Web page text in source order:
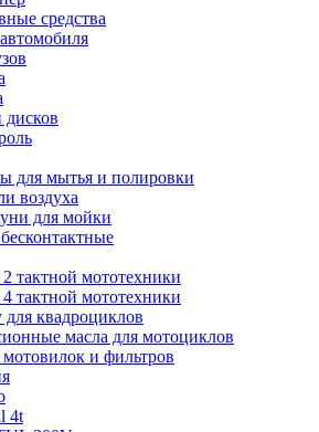
средства
для мытья и полировки
воздуха
для мойки
тактной мототехники
тактной мототехники
квадроциклов
масла для мотоциклов
и фильтров
4t